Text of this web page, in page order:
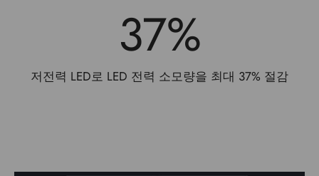
37%
저전력 LED로 LED 전력 소모량을 최대 37% 절감